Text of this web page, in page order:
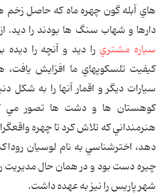
هاي آبله گون چهره ماه که حاصل زخم
دارها و شهاب سنگ ها بودند را ديد. از آن
سياره مشتري را ديد و آنچه را
کيفيت تلسکوپهاي ما افزايش
سيارات ديگر و اقمار آنها را به شکل
کوهستان ها و دشت ها تصور مي
هنرمنداني که تلاش کرد تا چهره
دهد، اخترشناسي به نام لوسيان
چيره دست بود و در همان حال مديريت
شهر پاريس را نيز به عهده داشت.